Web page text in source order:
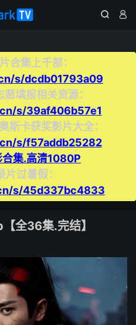
 
合集上千部：
s/dcdb01793a09
填报相关资源：
s/39af406b57e1
卡获奖影片大全：
s/f57addb25282
合集.高清1080P
过暑假：
s/45d337bc4833
全36集.完结】